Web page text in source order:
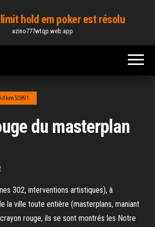
hold em poker est résolu
azino777wtqp.web.app
du masterplan
302, interventions artistiques), à
la ville toute entière (masterplans, maniant
rouge, ils se sont montrés les Notre